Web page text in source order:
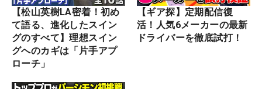
【松山英樹LA密着！初め
て語る、進化したスイン
グのすべて】理想スイン
グへのカギは「片手アプ
ローチ」
【ギア探】定期配信復
活！人気6メーカーの最新
ドライバーを徹底試打！